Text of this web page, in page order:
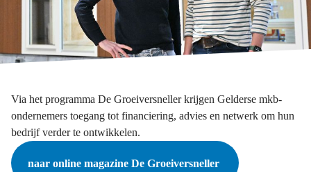
Via het programma De Groeiversneller krijgen Gelderse mkb-
ondernemers toegang tot financiering, advies en netwerk om hun
bedrijf verder te ontwikkelen.
naar online magazine De Groeiversneller